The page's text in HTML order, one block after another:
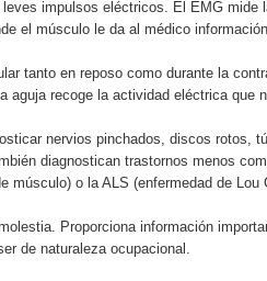
impulsos eléctricos. El EMG mide
el músculo le da al médico
tanto en reposo como durante la
recoge la actividad eléctrica que
nervios pinchados, discos rotos,
diagnostican trastornos menos
músculo) o la ALS (enfermedad de Lou
Proporciona información
de naturaleza ocupacional.